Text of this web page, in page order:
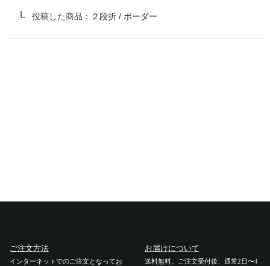
ご注文方法
投稿した商品： ２段折 / ボーダー
ご注文方法
インターネットでのご注文となってお
お届けについて
送料無料。ご注文受付後、通常2日〜4